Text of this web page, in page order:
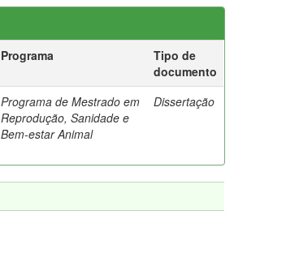
Programa
Tipo de
documento
Programa de Mestrado em
Reprodução, Sanidade e
Bem-estar Animal
Dissertação